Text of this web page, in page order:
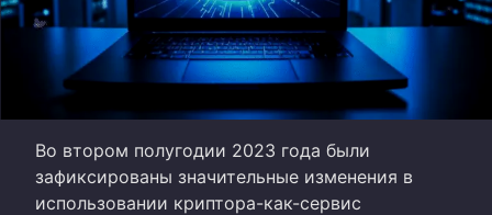
Во втором полугодии 2023 года были
зафиксированы значительные изменения в
использовании криптора-как-сервис